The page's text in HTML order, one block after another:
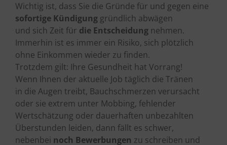
Wichtig ist, dass Sie die Gründe für und gegen eine
sofortige Kündigunggründlich abwägen
und sich Zeit für die Entscheidungnehmen.
Immerhin ist es immer ein Risiko, sich plötzlich
ohne Einkommen wieder zu finden.
Trotzdem gilt: Ihre Gesundheit hat Vorrang!
Wenn Ihnen der aktuelle Job täglich die Tränen
in die Augen treibt, Bauchschmerzen verursacht
oder sie extrem unter Mobbing, fehlender
Wertschätzung oder dauerhaften unbezahlten
Überstunden leiden, dann fällt es schwer,
nebenbei noch Bewerbungen zu schreiben und